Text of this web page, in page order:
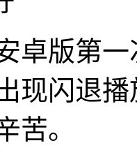
卓版第
现闪退
苦。